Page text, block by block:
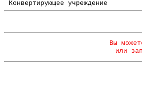
Конвертирующее учреждение
Вы
или